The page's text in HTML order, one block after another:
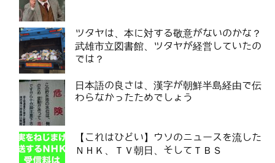
ツタヤは、本に対する敬意がないのかな？
武雄市立図書館、ツタヤが経営していたの
では？
日本語の良さは、漢字が朝鮮半島経由で伝
わらなかったためでしょう
【これはひどい】ウソのニュースを流した
ＮＨＫ、ＴＶ朝日、そしてＴＢＳ